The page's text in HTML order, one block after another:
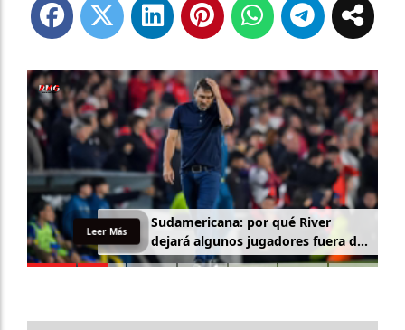
Sudamericana: por qué River
dejará algunos jugadores fuera de
la lista
Leer Más